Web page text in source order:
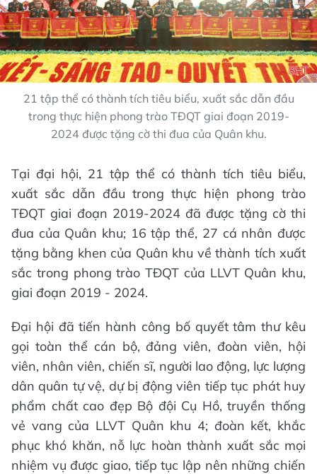
21 tập thể có thành tích tiêu biểu, xuất sắc dẫn đầu
trong thực hiện phong trào TĐQT giai đoạn 2019-
2024 được tặng cờ thi đua của Quân khu.
Tại đại hội, 21 tập thể có thành tích tiêu biểu,
xuất sắc dẫn đầu trong thực hiện phong trào
TĐQT giai đoạn 2019-2024 đã được tặng cờ thi
đua của Quân khu; 16 tập thể, 27 cá nhân được
tặng bằng khen của Quân khu về thành tích xuất
sắc trong phong trào TĐQT của LLVT Quân khu,
giai đoạn 2019 - 2024.
Đại hội đã tiến hành công bố quyết tâm thư kêu
gọi toàn thể cán bộ, đảng viên, đoàn viên, hội
viên, nhân viên, chiến sĩ, người lao động, lực lượng
dân quân tự vệ, dự bị động viên tiếp tục phát huy
phẩm chất cao đẹp Bộ đội Cụ Hồ, truyền thống
vẻ vang của LLVT Quân khu 4; đoàn kết, khắc
phục khó khăn, nỗ lực hoàn thành xuất sắc mọi
nhiệm vụ được giao, tiếp tục lập nên những chiến